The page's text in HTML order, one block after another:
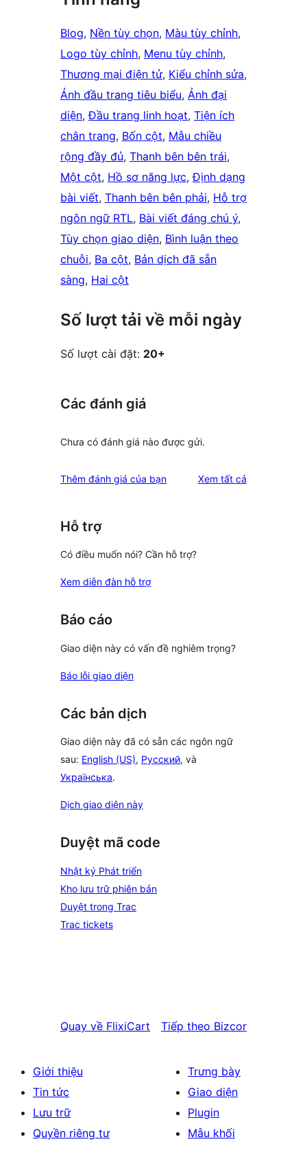
Blog, Nền tùy chọn, Màu tùy chỉnh
Logo tùy chỉnh, Menu tùy chỉnh
Thương mại điện tử, Kiểu chỉnh sửa
Ảnh đầu trang tiêu biểu, Ảnh đại
diện, Đầu trang linh hoạt, Tiện ích
chân trang, Bốn cột, Mẫu chiều
rộng đầy đủ, Thanh bên bên trái
Một cột, Hồ sơ năng lực, Định dạng
bài viết, Thanh bên bên phải, Hỗ trợ
ngôn ngữ RTL, Bài viết đáng chú ý
Tùy chọn giao diện, Bình luận theo
chuỗi, Ba cột, Bản dịch đã sẵn
sàng, Hai cột
Số lượt tải về mỗi ngày
Số lượt cài đặt: 20+
Các đánh giá
Chưa có đánh giá nào được gửi.
Thêm đánh giá của bạn Xem tất cả
Hỗ trợ
Có điều muốn nói? Cần hỗ trợ?
Xem diễn đàn hỗ trợ
Báo cáo
Giao diện này có vấn đề nghiêm trọng?
Báo lỗi giao diện
Các bản dịch
Giao diện này đã có sẵn các ngôn ngữ
sau: English (US), Русский, và
Українська.
Dịch giao diện này
Duyệt mã code
Nhật ký Phát triển
Kho lưu trữ phiên bản
Duyệt trong Trac
Trac tickets
Quay về FlixiCart Tiếp theo Bizcor
Giới thiệu
Tin tức
Lưu trữ
Quyền riêng tư
Trưng bày
Giao diện
Plugin
Mẫu khối